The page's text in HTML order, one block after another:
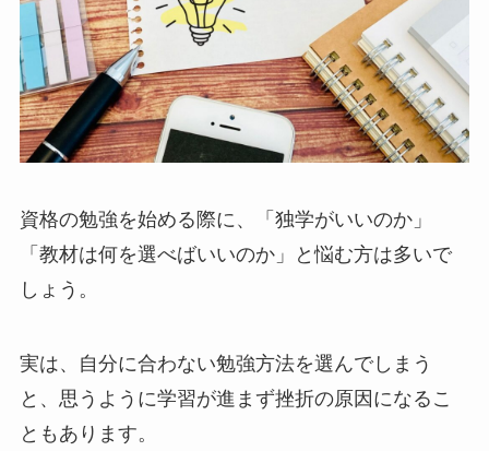
資格の勉強を始める際に、「独学がいいのか」
「教材は何を選べばいいのか」と悩む方は多いで
しょう。
実は、自分に合わない勉強方法を選んでしまう
と、思うように学習が進まず挫折の原因になるこ
ともあります。